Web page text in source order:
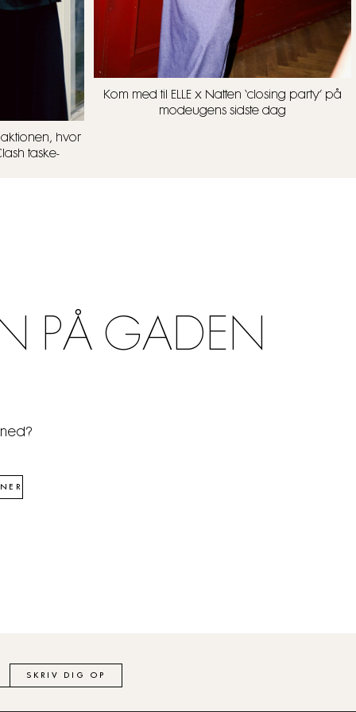
hvor
taske-
Kom med til ELLE x Natten ‘closing party’ på
modeugens sidste dag
PÅ GADEN
SKRIV DIG OP